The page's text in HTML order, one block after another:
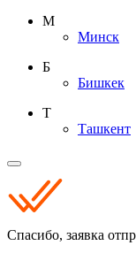
М
Минск
Б
Бишкек
Т
Ташкент
Спасибо, заявка